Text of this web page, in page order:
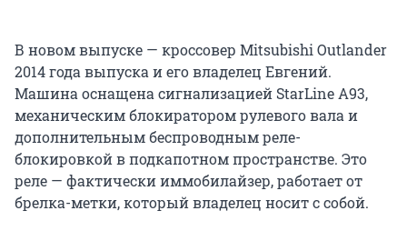
В новом выпуске — кроссовер Mitsubishi Outlander
2014 года выпуска и его владелец Евгений.
Машина оснащена сигнализацией StarLine A93,
механическим блокиратором рулевого вала и
дополнительным беспроводным реле-
блокировкой в подкапотном пространстве. Это
реле — фактически иммобилайзер, работает от
брелка-метки, который владелец носит с собой.